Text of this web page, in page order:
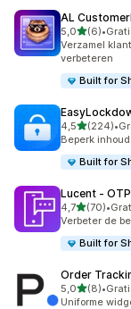
AL
5,0van 5
(6)
6 recensies in
•
Verzamel
verbeteren
Built for
4,5van 5
(224)
224 •
Beperk
Built for
Lucent ‑
4,7van 5
(70)
70 recensies
•
Verbeter de
Built for
Order
5,0van 5
(8)
8 recensies in
•
Uniforme